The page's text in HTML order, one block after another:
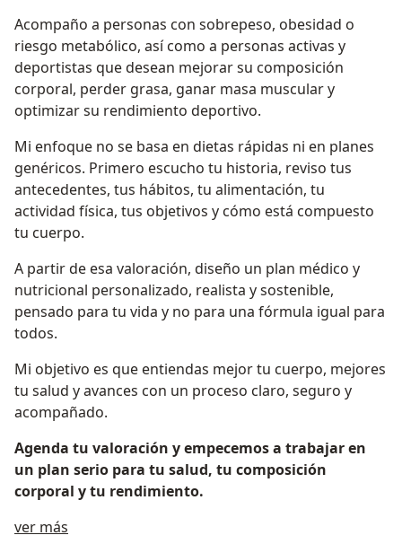
Acompaño a personas con sobrepeso, obesidad o
riesgo metabólico, así como a personas activas y
deportistas que desean mejorar su composición
corporal, perder grasa, ganar masa muscular y
optimizar su rendimiento deportivo.
Mi enfoque no se basa en dietas rápidas ni en planes
genéricos. Primero escucho tu historia, reviso tus
antecedentes, tus hábitos, tu alimentación, tu
actividad física, tus objetivos y cómo está compuesto
tu cuerpo.
A partir de esa valoración, diseño un plan médico y
nutricional personalizado, realista y sostenible,
pensado para tu vida y no para una fórmula igual para
todos.
Mi objetivo es que entiendas mejor tu cuerpo, mejores
tu salud y avances con un proceso claro, seguro y
acompañado.
Agenda tu valoración y empecemos a trabajar en
un plan serio para tu salud, tu composición
corporal y tu rendimiento.
ver más